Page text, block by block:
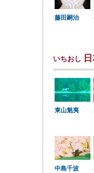
藤田嗣治
いちおし
東山魁夷
中島千波